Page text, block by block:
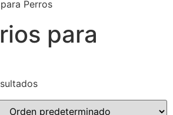
Perros
para